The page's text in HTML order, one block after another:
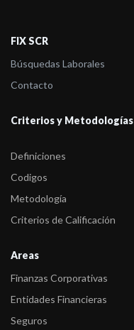
FIX SCR
Búsquedas Laborales
Contacto
Criterios y Metodologías
Definiciones
Codigos
Metodología
Criterios de Calificación
Areas
Finanzas Corporativas
Entidades Financieras
Seguros